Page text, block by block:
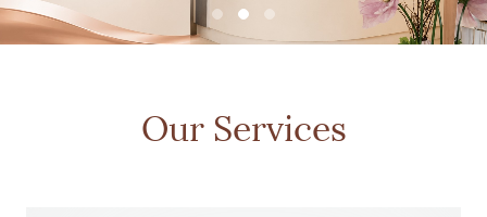
Our Services